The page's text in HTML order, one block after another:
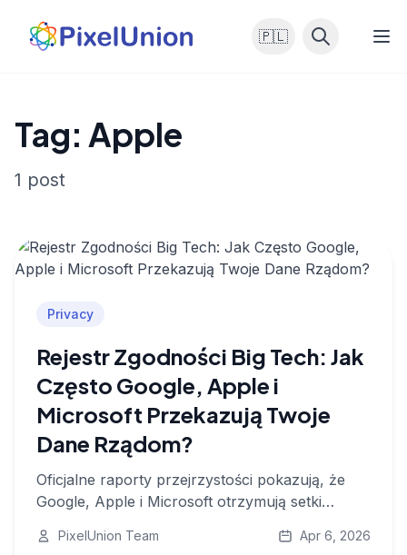
🇵🇱
Tag: Apple
1 post
Privacy
Rejestr Zgodności Big Tech: Jak
Często Google, Apple i
Microsoft Przekazują Twoje
Dane Rządom?
Oficjalne raporty przejrzystości pokazują, że
Google, Apple i Microsoft otrzymują setki
ulegają większości z nich.
PixelUnion Team Apr 6, 2026